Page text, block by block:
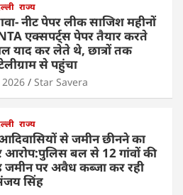
राज्य
नीट पेपर लीक साजिश महीनों
एक्सपर्ट्स पेपर तैयार करते
याद कर लेते थे, छात्रों तक
से पहुंचा
Star Savera
राज्य
से जमीन छीनने का
आरोप:पुलिस बल से 12 गांवों की
पर अवैध कब्जा कर रही
सिंह